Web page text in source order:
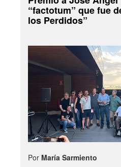
“factotum” que fue
los Perdidos”
Por María Sarmiento